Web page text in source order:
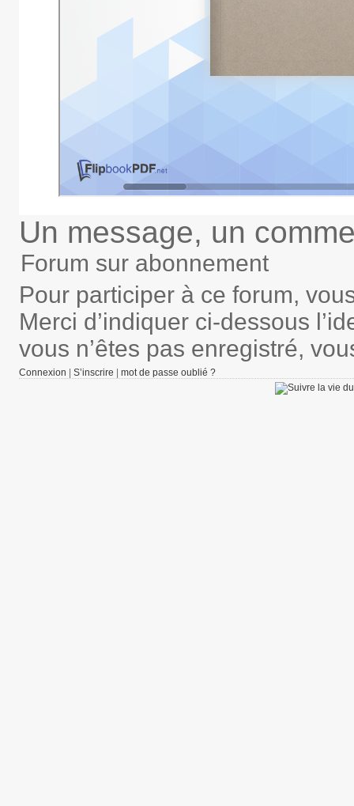
Un message, un
Forum sur abonnement
Pour participer à ce forum,
Merci d’indiquer ci-dessous
vous n’êtes pas enregistré,
Connexion S’inscrire mot de passe oublié ?